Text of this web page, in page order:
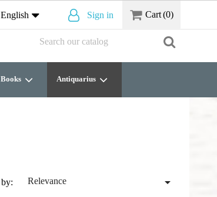
English Sign in Cart(0)
Books Antiquarius
Relevance 